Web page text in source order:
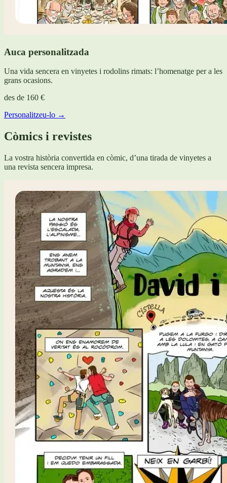
Auca personalitzada
Una vida sencera en vinyetes i rodolins rimats: l’homenatge per a les
grans ocasions.
des de 160 €
Personalitzeu-lo →
Còmics i revistes
La vostra història convertida en còmic, d’una tirada de vinyetes a
una revista sencera impresa.